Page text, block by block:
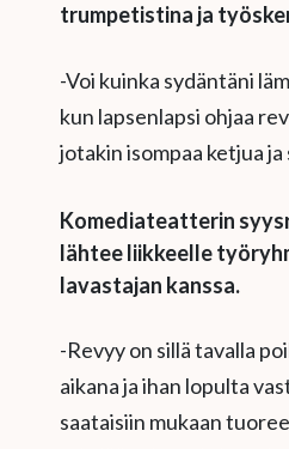
trumpetistina ja
-Voi kuinka sydäntäni
kun lapsenlapsi ohjaa
jotakin isompaa ketjua
Komediateatterin
lähtee liikkeelle
lavastajan kanssa.
-Revyy on sillä tavalla
aikana ja ihan lopulta
saataisiin mukaan